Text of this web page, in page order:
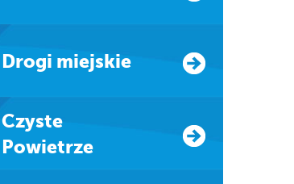
Drogi miejskie
Czyste
Powietrze